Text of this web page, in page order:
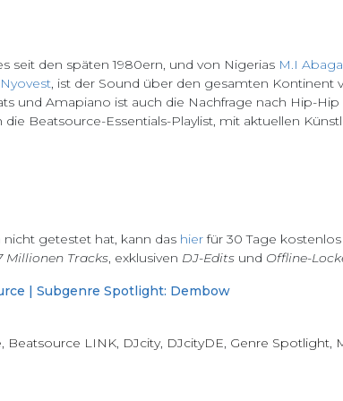
seit den späten 1980ern, und von Nigerias M.I Abaga
, ist der Sound über den gesamten Kontinent
und Amapiano ist auch die Nachfrage nach Hip-Hip
Beatsource-Essentials-Playlist, mit aktuellen
getestet hat, kann das hierfür 30 Tage
Millionen Tracks, exklusiven DJ-Edits und Offline-
| Subgenre Spotlight: Dembow
, Beatsource LINK, DJcity, DJcityDE, Genre Spotlight,